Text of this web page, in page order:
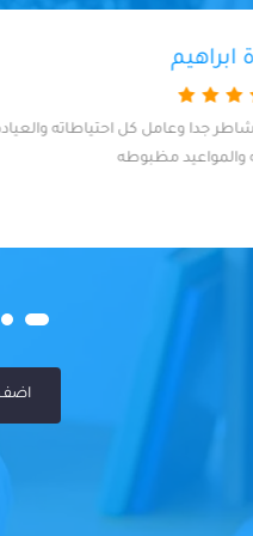
دكتور ممتاز و
بيسمع الشكوى و